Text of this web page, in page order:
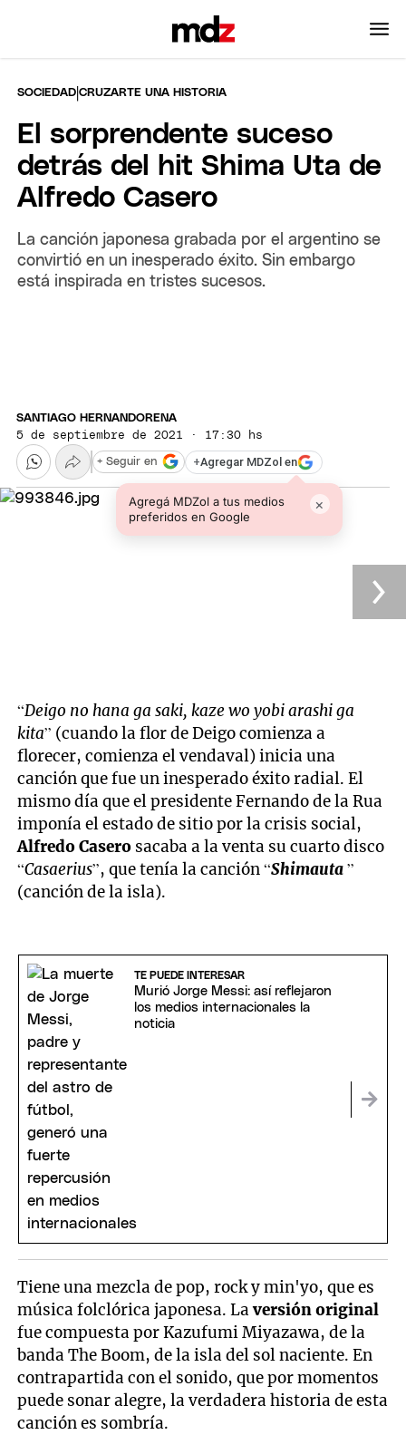
SOCIEDAD |CRUZARTE UNA HISTORIA
El sorprendente suceso
detrás del hit Shima Uta de
Alfredo Casero
La canción japonesa grabada por el argentino se
convirtió en un inesperado éxito. Sin embargo
está inspirada en tristes sucesos.
SANTIAGO HERNANDORENA
5 de septiembre de 2021 · 17:30 hs
+Agregar MDZol en
Agregá MDZol a tus medios
preferidos en Google
×
+ Seguir en
“Deigo no hana ga saki, kaze wo yobi arashi ga
kita” (cuando la flor de Deigo comienza a
florecer, comienza el vendaval) inicia una
canción que fue un inesperado éxito radial. El
mismo día que el presidente Fernando de la Rua
imponía el estado de sitio por la crisis social,
Alfredo Casero sacaba a la venta su cuarto disco
“Casaerius”, que tenía la canción “Shimauta”
(canción de la isla).
TE PUEDE INTERESAR
Murió Jorge Messi: así reflejaron
los medios internacionales la
noticia
Tiene una mezcla de pop, rock y min'yo, que es
música folclórica japonesa. Laversión original
fue compuesta por Kazufumi Miyazawa, de la
banda The Boom, de la isla del sol naciente. En
contrapartida con el sonido, que por momentos
puede sonar alegre, la verdadera historia de esta
canción es sombría.